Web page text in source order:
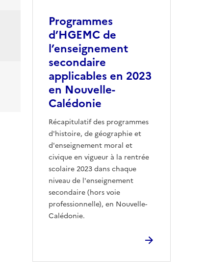
Programmes
d’HGEMC de
l’enseignement
secondaire
applicables en 2023
en Nouvelle-
Calédonie
Récapitulatif des programmes
d'histoire, de géographie et
d'enseignement moral et
civique en vigueur à la rentrée
scolaire 2023 dans chaque
niveau de l'enseignement
secondaire (hors voie
professionnelle), en Nouvelle-
Calédonie.